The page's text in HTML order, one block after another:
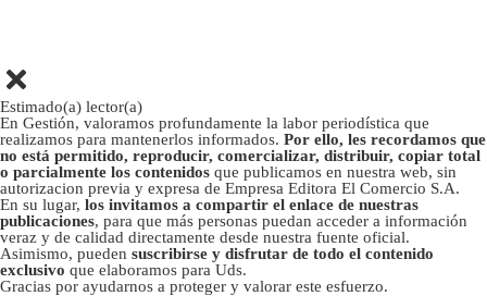
Estimado(a) lector(a)
En Gestión, valoramos profundamente la labor periodística que
realizamos para mantenerlos informados. Por ello, les recordamos que
no está permitido, reproducir, comercializar, distribuir, copiar total
o parcialmente los contenidos que publicamos en nuestra web, sin
autorizacion previa y expresa de Empresa Editora El Comercio S.A.
En su lugar, los invitamos a compartir el enlace de nuestras
publicaciones, para que más personas puedan acceder a información
veraz y de calidad directamente desde nuestra fuente oficial.
Asimismo, pueden suscribirse y disfrutar de todo el contenido
exclusivo que elaboramos para Uds.
Gracias por ayudarnos a proteger y valorar este esfuerzo.